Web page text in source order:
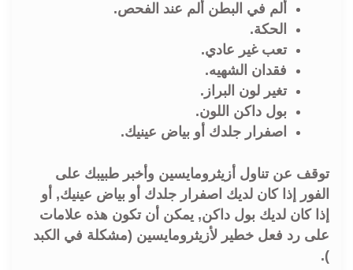
ألم في البطن ألم عند الفحص.
الحكة.
تعب غير عادي.
فقدان الشهيه.
تغير لون البراز.
بول داكن اللون.
اصفرار جلدك أو بياض عينيك.
توقف عن تناول أزيثرومايسين وأخبر طبيبك على
الفور إذا كان لديك اصفرار جلدك أو بياض عينيك, أو
إذا كان لديك بول داكن, يمكن أن تكون هذه علامات
على رد فعل خطير لأزيثرومايسين (مشكلة في الكبد
).